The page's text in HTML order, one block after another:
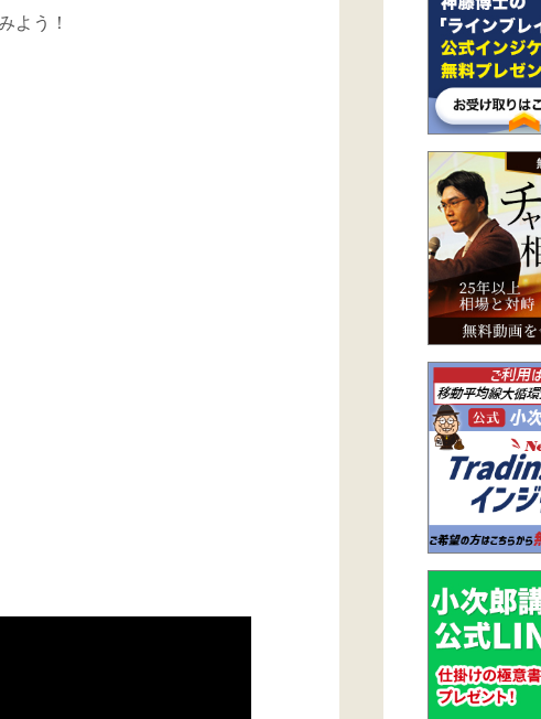
よう！